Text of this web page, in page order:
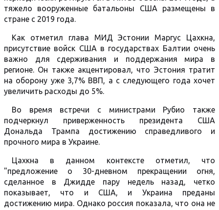
тяжело вооруженные батальоны США размещены в
стране с 2019 года.
Как отметил глава МИД Эстонии Маргус Цахкна,
присутствие войск США в государствах Балтии очень
важно для сдерживания и поддержания мира в
регионе. Он также акцентировал, что Эстония тратит
на оборону уже 3,7% ВВП, а с следующего года хочет
увеличить расходы до 5%.
Во время встречи с министрами Рубио также
подчеркнул приверженность президента США
Дональда Трампа достижению справедливого и
прочного мира в Украине.
Цахкна в данном контексте отметил, что
"предложение о 30-дневном прекращении огня,
сделанное в Джидде пару недель назад, четко
показывает, что и США, и Украина преданы
достижению мира. Однако россия показала, что она не